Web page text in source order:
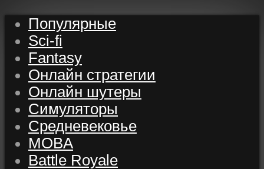
Популярные
Sci-fi
Fantasy
Онлайн стратегии
Онлайн шутеры
Симуляторы
Средневековье
MOBA
Battle Royale